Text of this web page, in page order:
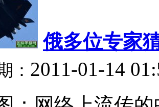
俄多位专家
： 2011-01-14